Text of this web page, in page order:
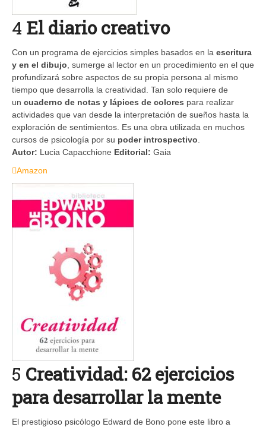
4 El diario creativo
Con un programa de ejercicios simples basados en la escritura
y en el dibujo , sumerge al lector en un procedimiento en el que
profundizará sobre aspectos de su propia persona al mismo
tiempo que desarrolla la creatividad. Tan solo requiere de
un cuaderno de notas y lápices de colores para realizar
actividades que van desde la interpretación de sueños hasta la
exploración de sentimientos. Es una obra utilizada en muchos
cursos de psicología por su poder introspectivo
Autor: Lucia Capacchione Editorial: Gaia
Amazon
5 Creatividad: 62 ejercicios
para desarrollar la mente
El prestigioso psicólogo Edward de Bono pone este libro a